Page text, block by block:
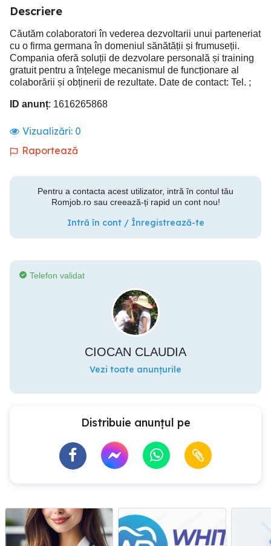
Descriere
Căutăm colaboratori în vederea dezvoltarii unui parteneriat
cu o firma germana în domeniul sănătății și frumuseții.
Compania oferă soluții de dezvolare personală și training
gratuit pentru a înțelege mecanismul de funcționare al
colaborării și obținerii de rezultate. Date de contact: Tel. ;
ID anunț: 1616265868
Vizualizări: 0
Raportează
Pentru a contacta acest utilizator, intră în contul tău
Romjob.ro sau creează-ți rapid un cont nou!
Intră în cont / Înregistrează-te
Telefon validat
CIOCAN CLAUDIA
Vezi toate anunțurile
Distribuie anunțul pe